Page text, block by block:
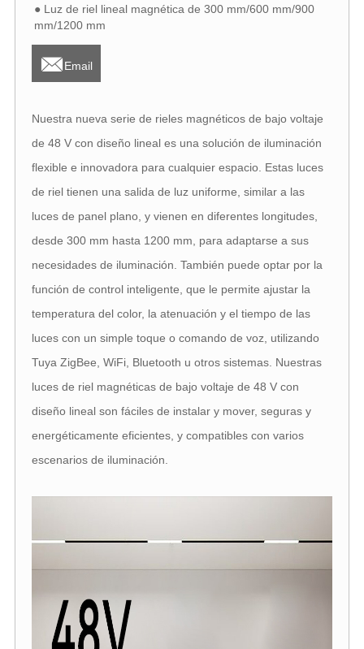
● Luz de riel lineal magnética de 300 mm/600 mm/900
mm/1200 mm
Email
Nuestra nueva serie de rieles magnéticos de bajo voltaje
de 48 V con diseño lineal es una solución de iluminación
flexible e innovadora para cualquier espacio. Estas luces
de riel tienen una salida de luz uniforme, similar a las
luces de panel plano, y vienen en diferentes longitudes,
desde 300 mm hasta 1200 mm, para adaptarse a sus
necesidades de iluminación. También puede optar por la
función de control inteligente, que le permite ajustar la
temperatura del color, la atenuación y el tiempo de las
luces con un simple toque o comando de voz, utilizando
Tuya ZigBee, WiFi, Bluetooth u otros sistemas. Nuestras
luces de riel magnéticas de bajo voltaje de 48 V con
diseño lineal son fáciles de instalar y mover, seguras y
energéticamente eficientes, y compatibles con varios
escenarios de iluminación.